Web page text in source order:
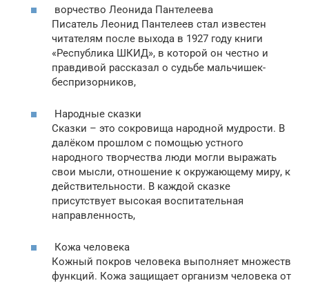
ворчество Леонида Пантелеева
Писатель Леонид Пантелеев стал известен
читателям после выхода в 1927 году книги
«Республика ШКИД», в которой он честно и
правдивой рассказал о судьбе мальчишек-
беспризорников,
Народные сказки
Сказки – это сокровища народной мудрости. В
далёком прошлом с помощью устного
народного творчества люди могли выражать
свои мысли, отношение к окружающему миру, к
действительности. В каждой сказке
присутствует высокая воспитательная
направленность,
Кожа человека
Кожный покров человека выполняет множеств
функций. Кожа защищает организм человека от